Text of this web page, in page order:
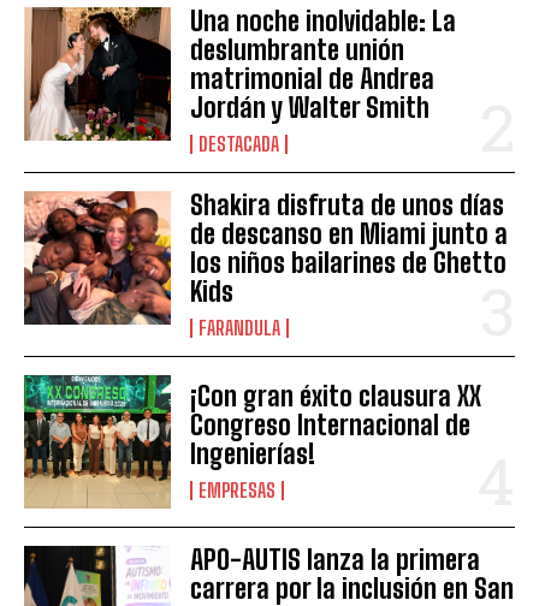
Una noche inolvidable: La
deslumbrante unión
matrimonial de Andrea
Jordán y Walter Smith
DESTACADA
Shakira disfruta de unos días
de descanso en Miami junto a
los niños bailarines de Ghetto
Kids
FARANDULA
¡Con gran éxito clausura XX
Congreso Internacional de
Ingenierías!
EMPRESAS
APO-AUTIS lanza la primera
carrera por la inclusión en San